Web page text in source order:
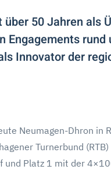
50 Jahren als
Engagements
Innovator der
Neumagen-Dhron in
Turnerbund (RTB)
und Platz 1 mit der